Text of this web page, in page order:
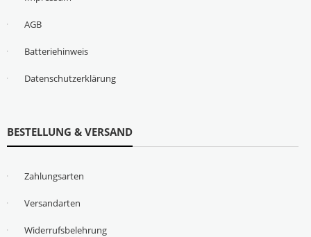
AGB
Batteriehinweis
Datenschutzerklärung
BESTELLUNG & VERSAND
Zahlungsarten
Versandarten
Widerrufsbelehrung